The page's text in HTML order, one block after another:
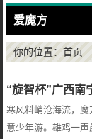
爱魔方
你的位置： 首页
“旋智杯”广西南
寒风料峭沧海流，
意少年游。雄鸡一声